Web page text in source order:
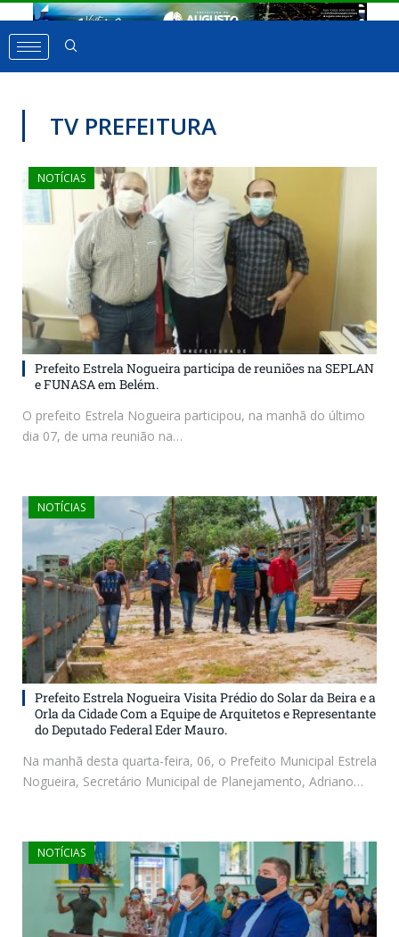
TV PREFEITURA
NOTÍCIAS
Prefeito Estrela Nogueira participa de reuniões na SEPLAN
e FUNASA em Belém.
O prefeito Estrela Nogueira participou, na manhã do último
dia 07, de uma reunião na…
NOTÍCIAS
Prefeito Estrela Nogueira Visita Prédio do Solar da Beira e a
Orla da Cidade Com a Equipe de Arquitetos e Representante
do Deputado Federal Eder Mauro.
Na manhã desta quarta-feira, 06, o Prefeito Municipal Estrela
Nogueira, Secretário Municipal de Planejamento, Adriano…
NOTÍCIAS